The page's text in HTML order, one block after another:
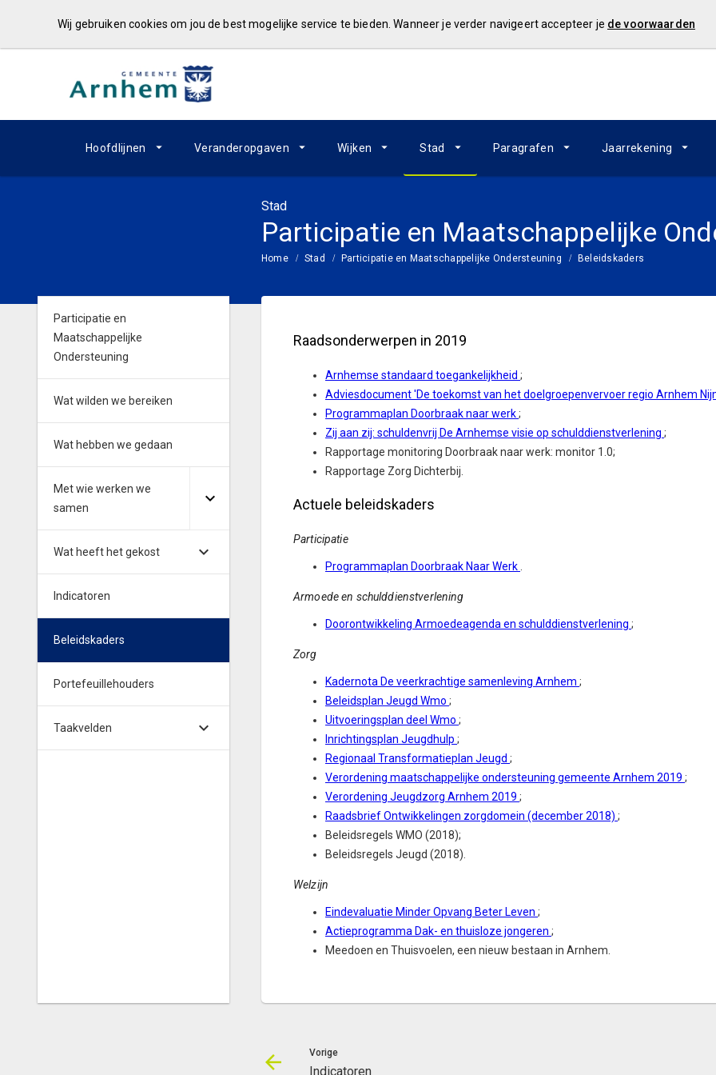
Hoofdlijnen Veranderopgaven Wijken Stad Paragrafen Jaarrekening
Stad
Participatie en Maatschappelijke
Home Stad Participatie en Maatschappelijke Ondersteuning Beleidskaders
Raadsonderwerpen in 2019
Arnhemse standaard toegankelijkheid ;
Adviesdocument 'De toekomst van het doelgroepenvervoer regio Arnhem
Programmaplan Doorbraak naar werk;
Zij aan zij: schuldenvrij De Arnhemse visie op schulddienstverlening ;
Rapportage monitoring Doorbraak naar werk: monitor 1.0;
Rapportage Zorg Dichterbij.
Actuele beleidskaders
Participatie
Programmaplan Doorbraak Naar Werk
Armoede en schulddienstverlening
Doorontwikkeling Armoedeagenda en schulddienstverlening ;
Zorg
Kadernota De veerkrachtige samenleving Arnhem ;
Beleidsplan Jeugd Wmo ;
Uitvoeringsplan deel Wmo ;
Inrichtingsplan Jeugdhulp ;
Regionaal Transformatieplan Jeugd ;
Verordening maatschappelijke ondersteuning gemeente Arnhem 2019 ;
Verordening Jeugdzorg Arnhem 2019 ;
Raadsbrief Ontwikkelingen zorgdomein (december 2018) ;
Beleidsregels WMO (2018);
Beleidsregels Jeugd (2018).
Welzijn
Eindevaluatie Minder Opvang Beter Leven ;
Actieprogramma Dak- en thuisloze jongeren ;
Meedoen en Thuisvoelen, een nieuw bestaan in Arnhem.
Participatie en
Maatschappelijke
Ondersteuning
Wat wilden we bereiken
Wat hebben we gedaan
Met wie werken we
samen
Wat heeft het gekost
Indicatoren
Beleidskaders
Portefeuillehouders
Taakvelden
Vorige
Indicatoren
Wij gebruiken cookies om jou de best mogelijke service te bieden. Wanneer je verder navigeert accepteer je de voorwaarden